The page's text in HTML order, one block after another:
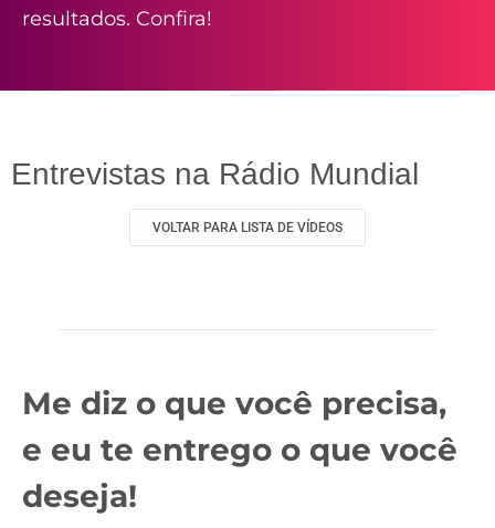
resultados. Confira!
Entrevistas na Rádio Mundial
VOLTAR PARA LISTA DE VÍDEOS
Me diz o que você precisa,
e eu te entrego o que você
deseja!